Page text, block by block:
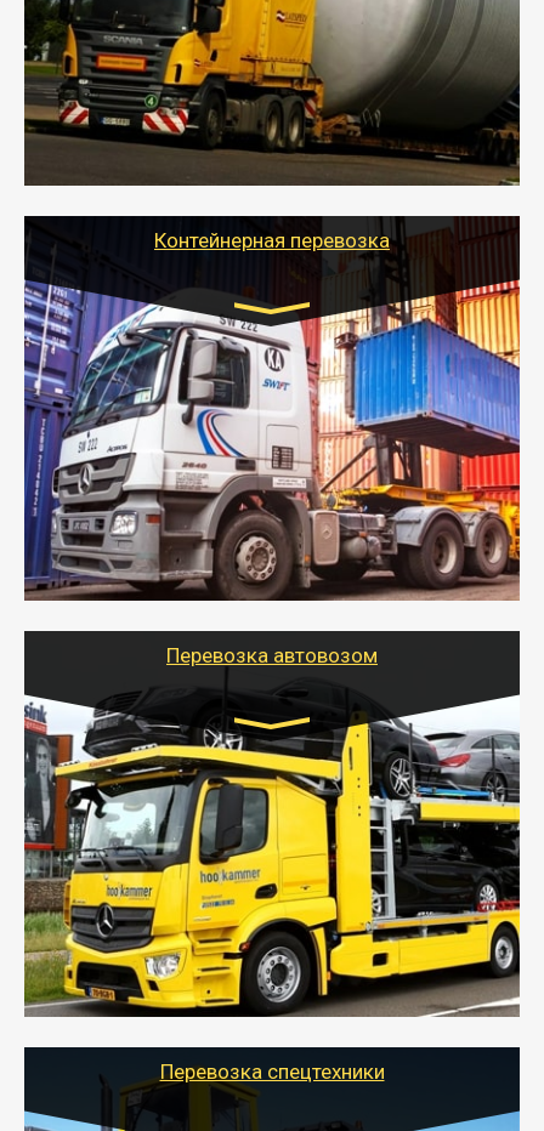
- Перевозка техники и негабаритных грузов
осуществляется после получения разрешения на
перевозку (обычно 7-14 дней).
- Тайгер Логистик в короткие сроки поможет вам
качественно и безопасно перевезти негабаритные
грузы по всей России тралом, манипулятором и
другим транспортом и подобрать оптимальный
Контейнерная перевозка
Цена за км. Рассчитывается
индивидуально
- Контейнерные грузоперевозки на специальном
оборудованном транспорте быстро, качественно и
безопасно.
- Наша транспортная компания поможет
организовать доставку в порт и из порта
стандартных контейнеров на контейнеровозе,
шаландах и площадках (открытых кузовах),
используя надежные крепления.
Перевозка автовозом
Цена за км. Рассчитывается
индивидуально
- Перевозка автовозом от Тайгер Логистик – это
быстрый и безопасный способ доставить несколько
легковых автомобилей за одну поездку в другой
город.
- Наша транспортная компания организует доставку
машин автовозом, подобрав оптимальный маршрут с
учетом всех особенности по пути следования.
Перевозка спецтехники